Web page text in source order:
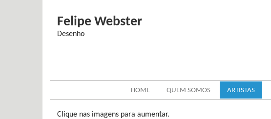
Felipe Webster
Desenho
HOME QUEM SOMOS ARTISTAS
Clique nas imagens para aumentar.